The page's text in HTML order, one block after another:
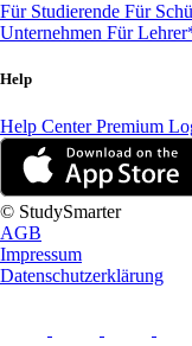
Für Studierende Für
Unternehmen Für
Help
Help CenterPremium
© StudySmarter
AGB
Impressum
Datenschutzerklärung